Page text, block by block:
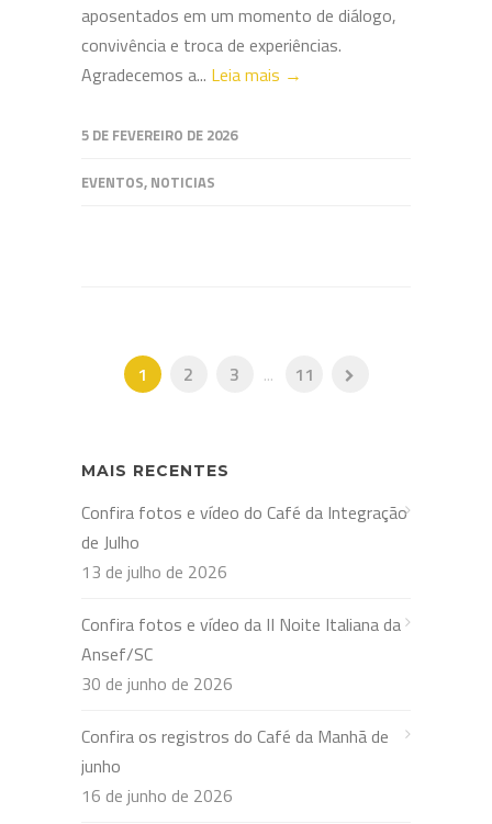
aposentados em um momento de diálogo,
convivência e troca de experiências.
Agradecemos a... Leia mais →
5 DE FEVEREIRO DE 2026
EVENTOS, NOTICIAS
1 2 3 ... 11
MAIS RECENTES
Confira fotos e vídeo do Café da Integração
de Julho
13 de julho de 2026
Confira fotos e vídeo da II Noite Italiana da
Ansef/SC
30 de junho de 2026
Confira os registros do Café da Manhã de
junho
16 de junho de 2026